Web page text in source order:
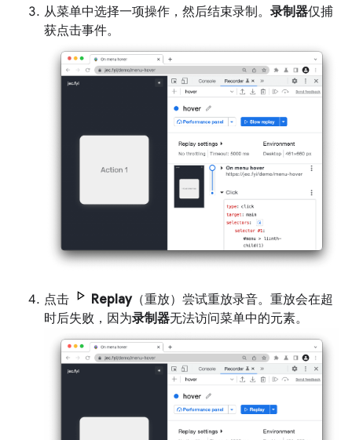
从菜单中选择一项操作，然后结束录制。 录制器仅捕
获点击事件。
点击 Replay（重放）尝试重放录音。重放会在超
时后失败，因为录制器无法访问菜单中的元素。